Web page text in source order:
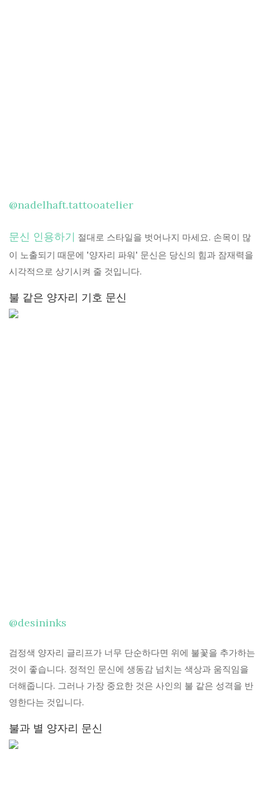
@nadelhaft.tattooatelier
문신 인용하기 절대로 스타일을 벗어나지 마세요. 손목이 많
이 노출되기 때문에 '양자리 파워' 문신은 당신의 힘과 잠재력을
시각적으로 상기시켜 줄 것입니다.
불 같은 양자리 기호 문신
@desininks
검정색 양자리 글리프가 너무 단순하다면 위에 불꽃을 추가하는
것이 좋습니다. 정적인 문신에 생동감 넘치는 색상과 움직임을
더해줍니다. 그러나 가장 중요한 것은 사인의 불 같은 성격을 반
영한다는 것입니다.
불과 별 양자리 문신